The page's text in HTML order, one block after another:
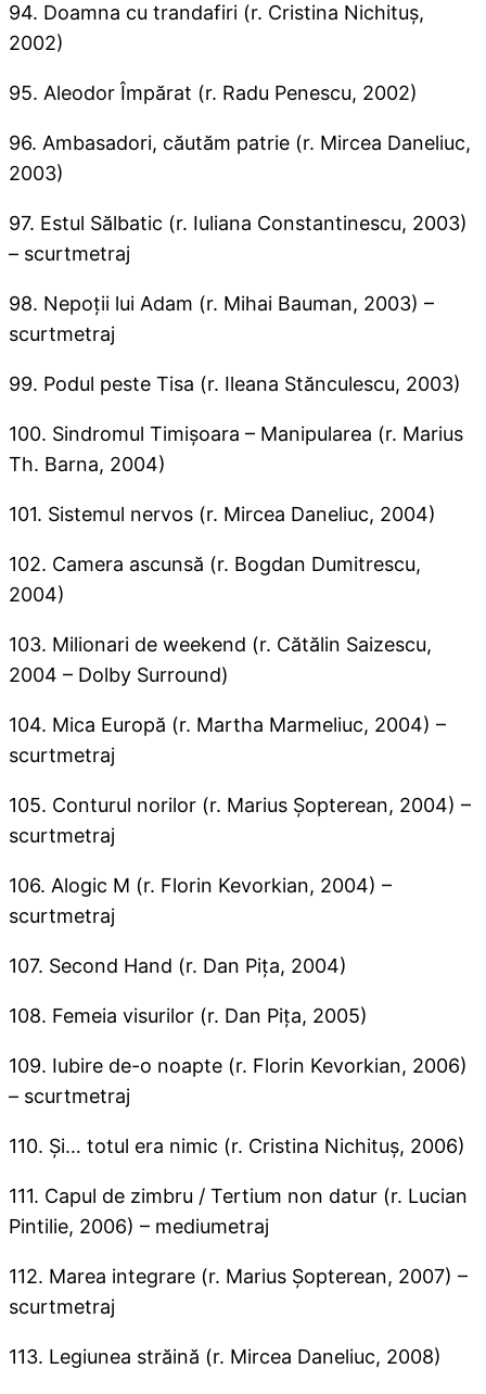
94. Doamna cu trandafiri (r. Cristina Nichituş,
2002)
95. Aleodor Împărat (r. Radu Penescu, 2002)
96. Ambasadori, căutăm patrie (r. Mircea Daneliuc,
2003)
97. Estul Sălbatic (r. Iuliana Constantinescu, 2003)
– scurtmetraj
98. Nepoţii lui Adam (r. Mihai Bauman, 2003) –
scurtmetraj
99. Podul peste Tisa (r. Ileana Stănculescu, 2003)
100. Sindromul Timişoara – Manipularea (r. Marius
Th. Barna, 2004)
101. Sistemul nervos (r. Mircea Daneliuc, 2004)
102. Camera ascunsă (r. Bogdan Dumitrescu,
2004)
103. Milionari de weekend (r. Cătălin Saizescu,
2004 – Dolby Surround)
104. Mica Europă (r. Martha Marmeliuc, 2004) –
scurtmetraj
105. Conturul norilor (r. Marius Şopterean, 2004) –
scurtmetraj
106. Alogic M (r. Florin Kevorkian, 2004) –
scurtmetraj
107. Second Hand (r. Dan Piţa, 2004)
108. Femeia visurilor (r. Dan Piţa, 2005)
109. Iubire de-o noapte (r. Florin Kevorkian, 2006)
– scurtmetraj
110. Şi… totul era nimic (r. Cristina Nichituş, 2006)
111. Capul de zimbru / Tertium non datur (r. Lucian
Pintilie, 2006) – mediumetraj
112. Marea integrare (r. Marius Şopterean, 2007) –
scurtmetraj
113. Legiunea străină (r. Mircea Daneliuc, 2008)